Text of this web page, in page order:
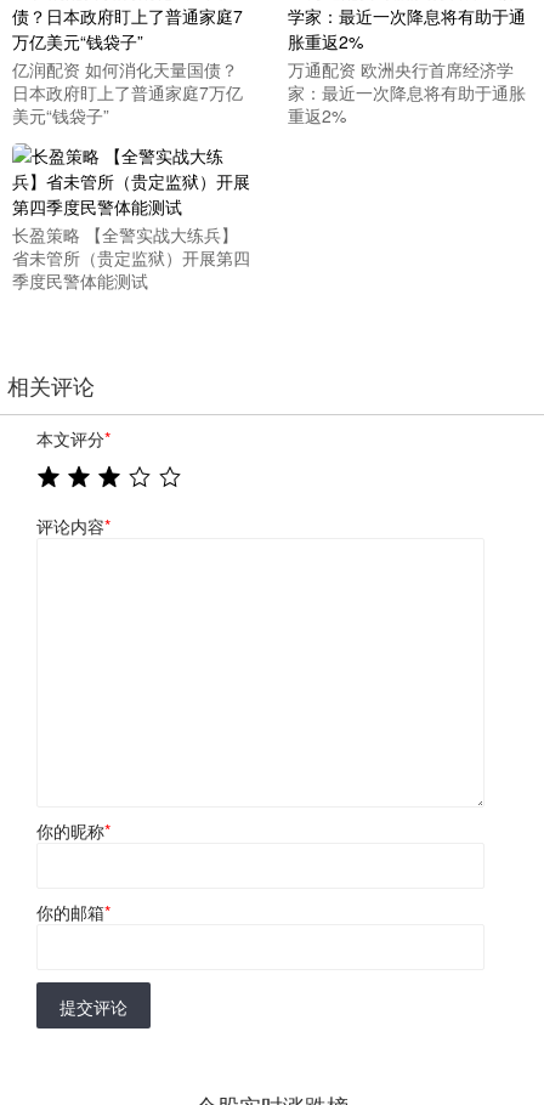
亿润配资 如何消化天量国债？
日本政府盯上了普通家庭7万亿
美元“钱袋子”
万通配资 欧洲央行首席经济学
家：最近一次降息将有助于通胀
重返2%
长盈策略 【全警实战大练兵】
省未管所（贵定监狱）开展第四
季度民警体能测试
相关评论
本文评分*
评论内容*
你的昵称*
你的邮箱*
提交评论